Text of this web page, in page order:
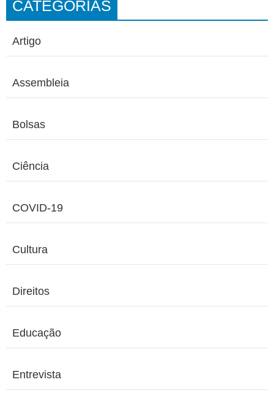
CATEGORIAS
Artigo
Assembleia
Bolsas
Ciência
COVID-19
Cultura
Direitos
Educação
Entrevista